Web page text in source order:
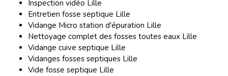
Inspection vidéo Lille
Entretien fosse septique Lille
Vidange Micro station d'épuration Lille
Nettoyage complet des fosses toutes eaux Lille
Vidange cuive septique Lille
Vidanges fosses septiques Lille
Vide fosse septique Lille